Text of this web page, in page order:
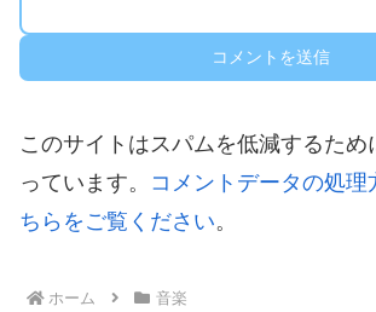
このサイトはスパムを低減するため
っています。 コメントデータの処理
ちらをご覧ください。
ホーム 音楽